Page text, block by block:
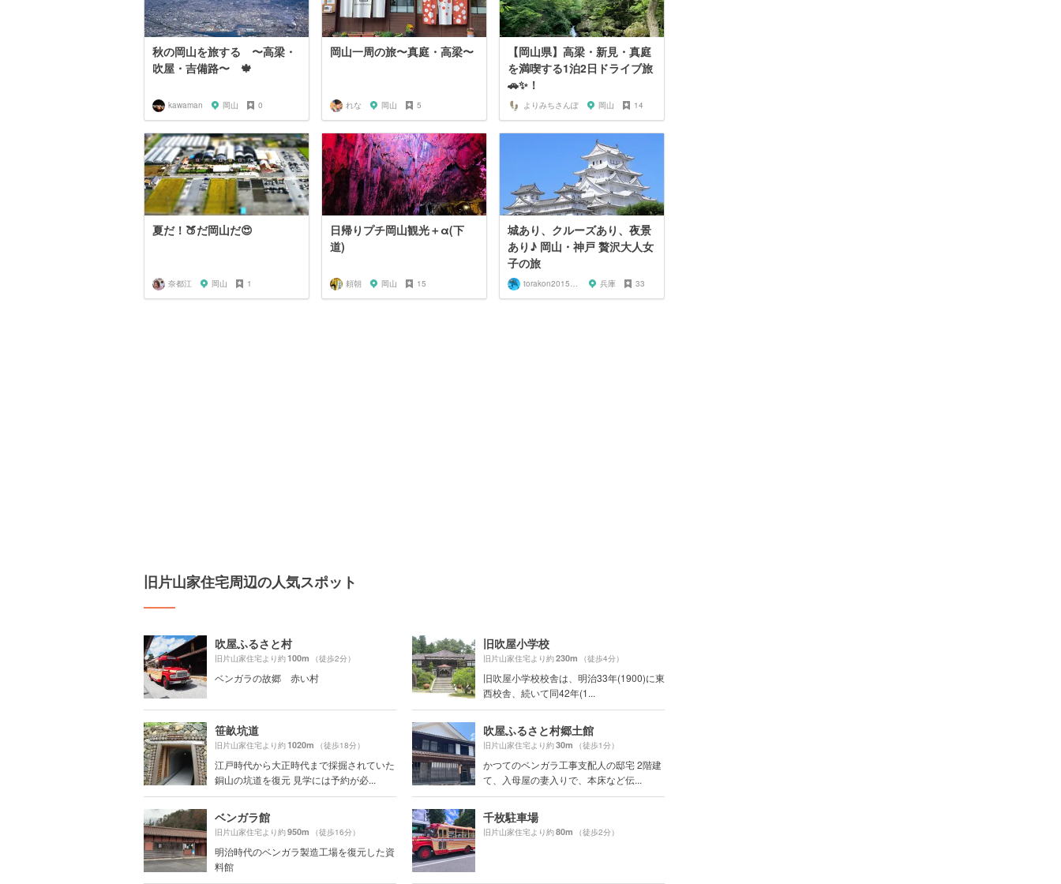
秋の岡山を旅する 〜高梁・
吹屋・吉備路〜 🍁
kawaman 岡山 0
岡山一周の旅〜真庭・高梁〜
れな 岡山 5
【岡山県】高梁・新見・真庭
を満喫する1泊2日ドライブ旅
🚗✨！
よりみちさんぽ 岡山 14
夏だ！🍑だ岡山だ😍
奈都江 岡山 1
日帰りプチ岡山観光＋α(下
道)
頼朝 岡山 15
城あり、クルーズあり、夜景
あり♪ 岡山・神戸 贅沢大人女
子の旅
torakon20150801 兵庫 33
旧片山家住宅周辺の人気スポット
吹屋ふるさと村
旧片山家住宅より約100m （徒歩2分）
ベンガラの故郷 赤い村
旧吹屋小学校
旧片山家住宅より約230m （徒歩4分）
旧吹屋小学校校舎は、明治33年(1900)に東
西校舎、続いて同42年(1...
笹畝坑道
旧片山家住宅より約1020m （徒歩18分）
江戸時代から大正時代まで採掘されていた
銅山の坑道を復元 見学には予約が必...
吹屋ふるさと村郷土館
旧片山家住宅より約30m （徒歩1分）
かつてのベンガラ工事支配人の邸宅 2階建
て、入母屋の妻入りで、本床など伝...
ベンガラ館
旧片山家住宅より約950m （徒歩16分）
明治時代のベンガラ製造工場を復元した資
料館
千枚駐車場
旧片山家住宅より約80m （徒歩2分）